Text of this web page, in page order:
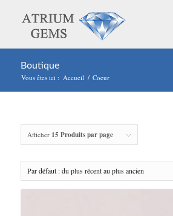
Boutique
Vous êtes ici : Accueil / Coeur
Afficher 15 Produits par page